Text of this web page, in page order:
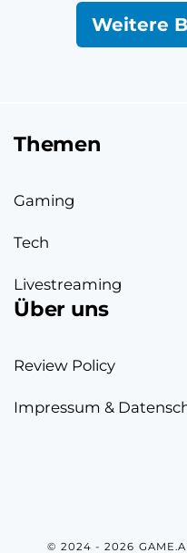
Weitere
Themen
Gaming
Tech
Livestreaming
Über uns
Review Policy
Impressum &
© 2024 - 2026